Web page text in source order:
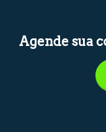
Agende sua